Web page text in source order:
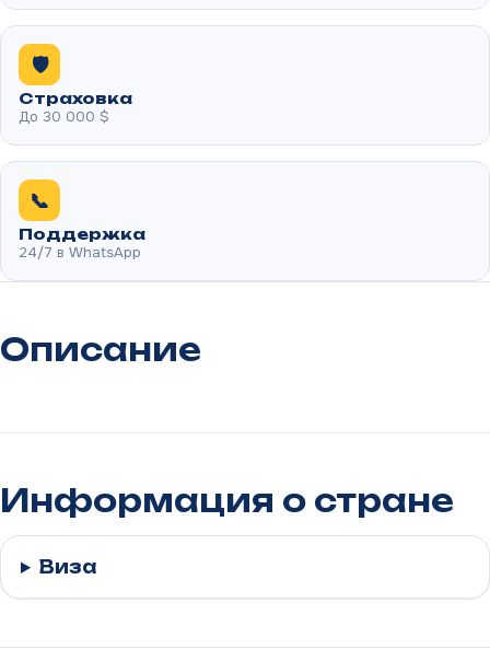
🛡️
Страховка
До 30 000 $
📞
Поддержка
24/7 в WhatsApp
Описание
Информация о стране
Виза